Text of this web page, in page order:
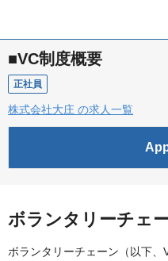
■VC制度概要
正社員
株式会社大庄 の求人一覧
ボランタリーチェ
ボランタリーチェーン（以下